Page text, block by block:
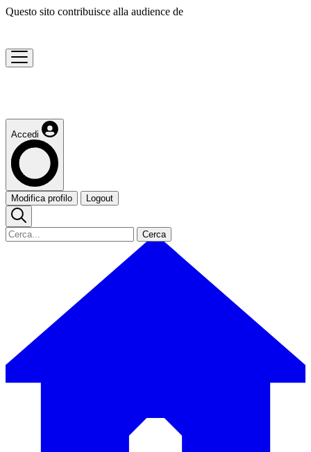
Questo sito contribuisce alla audience de
Accedi
Modifica profilo Logout
Cerca